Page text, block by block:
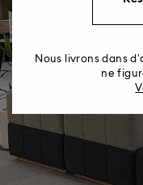
Nous livrons dans
ne